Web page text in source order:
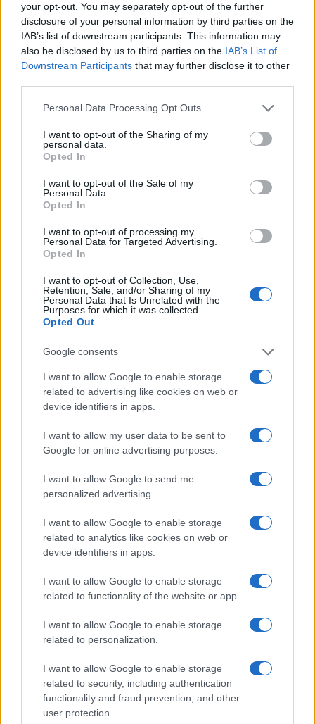
your opt-out. You may separately opt-out of the further
disclosure of your personal information by third parties on the
IAB’s list of downstream participants. This information may
also be disclosed by us to third parties on the IAB’s List of
Downstream Participants that may further disclose it to other
Please note that this website/app uses one or more Google
not limited to your visit or usage behaviour. You may click to
grant or deny consent to Google and its third-party tags to
use your data for below specified purposes in below Google
consent section.
Personal Data Processing Opt Outs
I want to opt-out of the Sharing of my
personal data.
Opted In
I want to opt-out of the Sale of my
Personal Data.
Opted In
I want to opt-out of processing my
Personal Data for Targeted Advertising.
Opted In
I want to opt-out of Collection, Use,
Retention, Sale, and/or Sharing of my
Personal Data that Is Unrelated with the
Purposes for which it was collected.
Opted Out
Google consents
I want to allow Google to enable storage
related to advertising like cookies on web or
device identifiers in apps.
I want to allow my user data to be sent to
Google for online advertising purposes.
I want to allow Google to send me
personalized advertising.
I want to allow Google to enable storage
related to analytics like cookies on web or
device identifiers in apps.
I want to allow Google to enable storage
related to functionality of the website or app.
I want to allow Google to enable storage
related to personalization.
I want to allow Google to enable storage
related to security, including authentication
functionality and fraud prevention, and other
user protection.
Romea Pop Market 2026: vintage, artigianato e serate
estive a Marina Romea
FAI DA TE E CREATIVITÀ
Cameretta che cresce: arredi modulari fai da te
salvaspazio
Beatrice Bonaventura · 5 Lug 2026
PIÙ LETTI
facile per famiglie
Cameretta che cresce: arredi modulari fai da te
Scopri le offerte Amazon Haul per hobby creativi e
attività all’aperto